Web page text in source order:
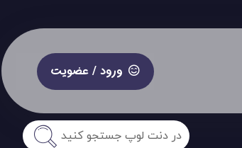
ورود / عضویت